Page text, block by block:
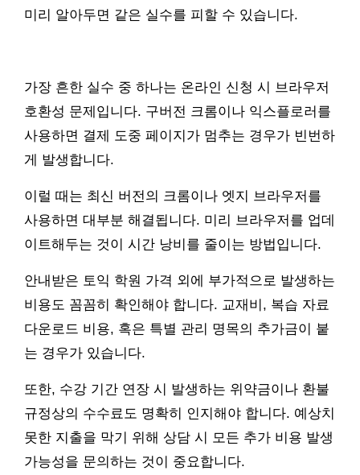
미리 알아두면 같은 실수를 피할 수 있습니다.
가장 흔한 실수 중 하나는 온라인 신청 시 브라우저
호환성 문제입니다. 구버전 크롬이나 익스플로러를
사용하면 결제 도중 페이지가 멈추는 경우가 빈번하
게 발생합니다.
이럴 때는 최신 버전의 크롬이나 엣지 브라우저를
사용하면 대부분 해결됩니다. 미리 브라우저를 업데
이트해두는 것이 시간 낭비를 줄이는 방법입니다.
안내받은 토익 학원 가격 외에 부가적으로 발생하는
비용도 꼼꼼히 확인해야 합니다. 교재비, 복습 자료
다운로드 비용, 혹은 특별 관리 명목의 추가금이 붙
는 경우가 있습니다.
또한, 수강 기간 연장 시 발생하는 위약금이나 환불
규정상의 수수료도 명확히 인지해야 합니다. 예상치
못한 지출을 막기 위해 상담 시 모든 추가 비용 발생
가능성을 문의하는 것이 중요합니다.